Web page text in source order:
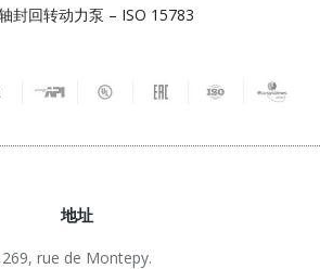
封回转动力泵 – ISO 15783
地址
269, rue de Montepy.